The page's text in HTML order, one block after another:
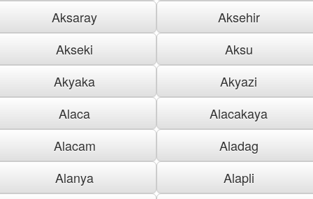
Aksaray
Aksehir
Akseki
Aksu
Akyaka
Akyazi
Alaca
Alacakaya
Alacam
Aladag
Alanya
Alapli